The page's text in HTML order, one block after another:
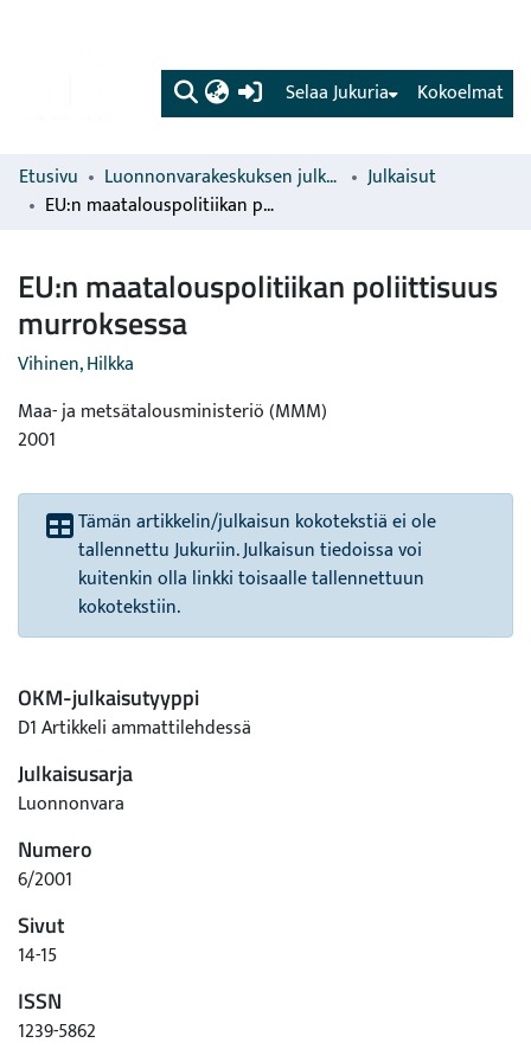
(current) Kokoelmat
Selaa Jukuria
Etusivu Luonnonvarakeskuksen julkaisut
Julkaisut
EU:n maatalouspolitiikan poliittisuus murroksessa
EU:n maatalouspolitiikan poliittisuus
murroksessa
Vihinen, Hilkka
Maa- ja metsätalousministeriö (MMM)
2001
Tämän artikkelin/julkaisun kokotekstiä ei ole
tallennettu Jukuriin. Julkaisun tiedoissa voi
kuitenkin olla linkki toisaalle tallennettuun
kokotekstiin.
OKM-julkaisutyyppi
D1 Artikkeli ammattilehdessä
Julkaisusarja
Luonnonvara
Numero
6/2001
Sivut
14-15
ISSN
1239-5862